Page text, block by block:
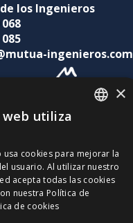
los Ingenieros
ingenieros.com
e inversiones
a los Autónomos
ENGLISH
×
web utiliza
usa cookies para mejorar la
usuario. Al utilizar nuestro
acepta todas las cookies
nuestra Política de
de cookies